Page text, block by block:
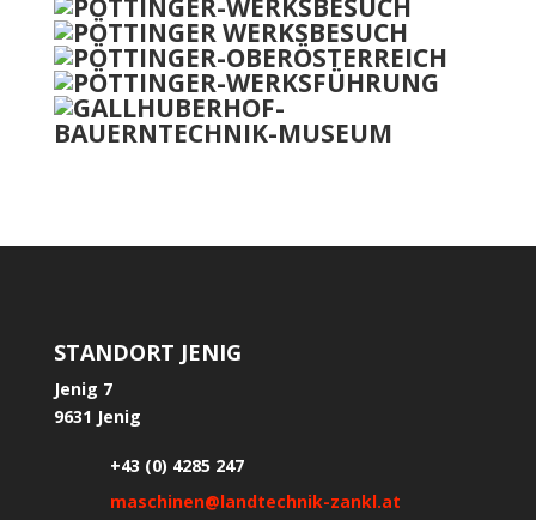
STANDORT JENIG
Jenig 7
9631 Jenig
+43 (0) 4285 247
maschinen@landtechnik-zankl.at